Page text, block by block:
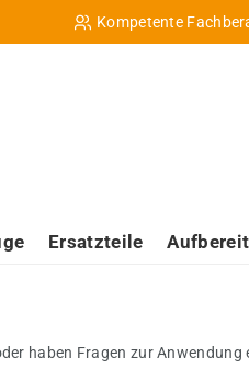
Kompetente
Ersatzteile
haben Fragen zur